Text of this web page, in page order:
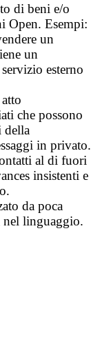
di beni e/o
Open. Esempi:
un
un
esterno
che possono
della
in privato.
al di fuori
insistenti e
da poca
nel linguaggio.